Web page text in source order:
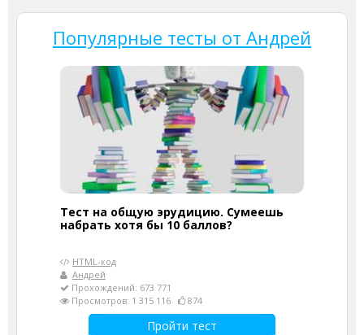
Популярные тесты от Андрей
Тест на общую эрудицию. Сумеешь
набрать хотя бы 10 баллов?
HTML-код
Андрей
Прохождений: 673 771
Просмотров: 1 315 116
874
Пройти тест